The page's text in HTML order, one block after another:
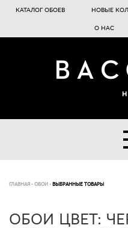
КАТАЛОГ ОБОЕВ НОВЫЕ
О НАС
ГЛАВНАЯ - ОБОИ - ВЫБРАННЫЕ ТОВАРЫ
ОБОИ ЦВЕТ: